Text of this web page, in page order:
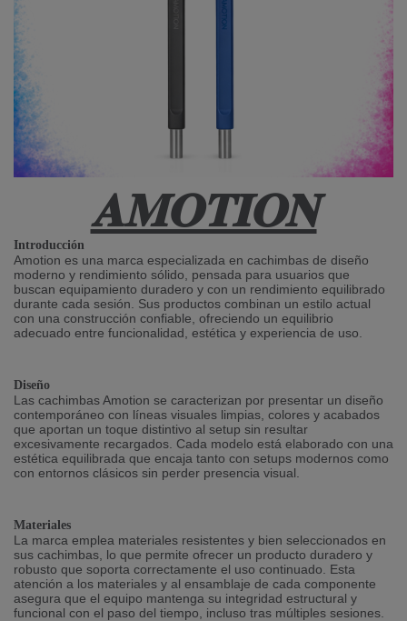
𝐀𝐌𝐎𝐓𝐈𝐎𝐍
Introducción
Amotion es una marca especializada en cachimbas de diseño
moderno y rendimiento sólido, pensada para usuarios que
buscan equipamiento duradero y con un rendimiento equilibrado
durante cada sesión. Sus productos combinan un estilo actual
con una construcción confiable, ofreciendo un equilibrio
adecuado entre funcionalidad, estética y experiencia de uso.
Diseño
Las cachimbas Amotion se caracterizan por presentar un diseño
contemporáneo con líneas visuales limpias, colores y acabados
que aportan un toque distintivo al setup sin resultar
excesivamente recargados. Cada modelo está elaborado con una
estética equilibrada que encaja tanto con setups modernos como
con entornos clásicos sin perder presencia visual.
Materiales
La marca emplea materiales resistentes y bien seleccionados en
sus cachimbas, lo que permite ofrecer un producto duradero y
robusto que soporta correctamente el uso continuado. Esta
atención a los materiales y al ensamblaje de cada componente
asegura que el equipo mantenga su integridad estructural y
funcional con el paso del tiempo, incluso tras múltiples sesiones.